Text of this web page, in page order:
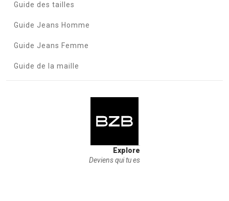
Guide des tailles
Guide Jeans Homme
Guide Jeans Femme
Guide de la maille
Explore
Deviens qui tu es